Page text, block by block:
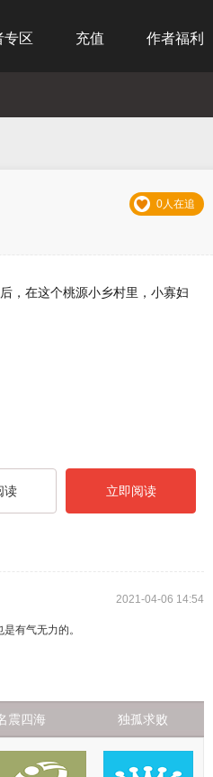
专区 充值 作者福利
0人在追
，在这个桃源小乡村里，小寡妇
读 立即阅读
2021-04-06 14:54
有气无力的。
震四海 独孤求败